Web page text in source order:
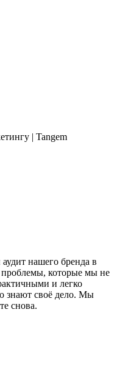
| Tangem
нашего бренда в
проблемы, которые мы не
и легко
знают своё дело. Мы
снова.